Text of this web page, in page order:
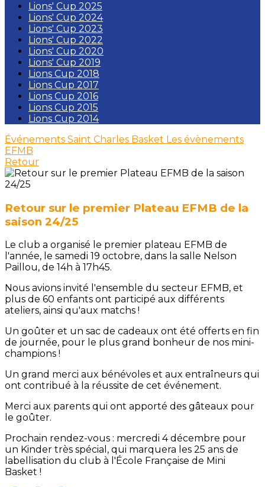
Lions' Cup 2025
Lions' Cup 2024
Lions' Cup 2023
Lions' Cup 2022
Lions' Cup 2020
Lions' Cup 2019
Lions Cup 2018
Lions Cup 2017
Lions Cup 2016
Lions Cup 2015
Lions Cup 2014
Événements Saint Charles Basket Les évènements
EFMB
Retour
Retour sur le premier Plateau EFMB de la
saison 24/25
Le club a organisé le premier plateau EFMB de
l'année, le samedi 19 octobre, dans la salle Nelson
Paillou, de 14h à 17h45.
Nous avions invité l'ensemble du secteur EFMB, et
plus de 60 enfants ont participé aux différents
ateliers, ainsi qu'aux matchs !
Un goûter et un sac de cadeaux ont été offerts en fin
de journée, pour le plus grand bonheur de nos mini-
champions !
Un grand merci aux bénévoles et aux entraîneurs qui
ont contribué à la réussite de cet événement.
Merci aux parents qui ont apporté des gâteaux pour
le goûter.
Prochain rendez-vous : mercredi 4 décembre pour
un Kinder très spécial, qui marquera les 25 ans de
labellisation du club à l'École Française de Mini
Basket !